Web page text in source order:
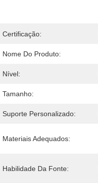
Certificação:
Nome Do Produto:
Nível:
Tamanho:
Suporte Personalizado:
Materiais Adequados:
Habilidade Da Fonte: